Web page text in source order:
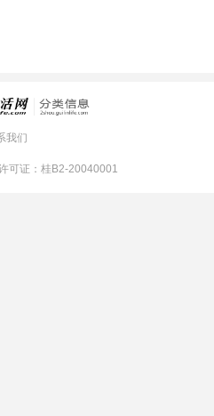
我们
可证：桂B2-20040001